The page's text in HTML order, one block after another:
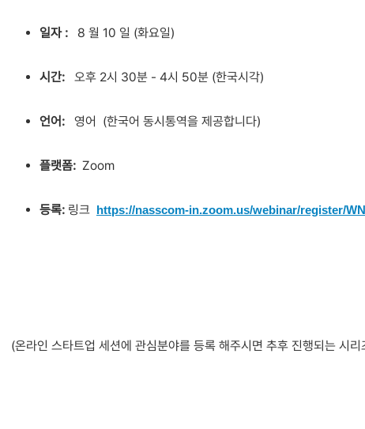
일자: 8 월 10 일 (화요일)
시간: 오후 2시 30분 - 4시 50분 (한국시각)
언어 : 영어 (한국어 동시통역을 제공합니다)
플랫폼: Zoom
등록: 링크 https://nasscom-in.zoom.us/webinar/register/
(온라인 스타트업 세션에 관심분야를 등록 해주시면 추후 진행되는 시